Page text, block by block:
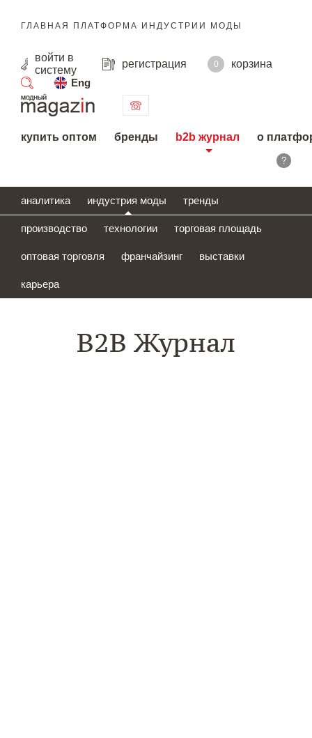
ГЛАВНАЯ ПЛАТФОРМА ИНДУСТРИИ МОДЫ
войти в
систему
регистрация 0
корзина
Eng
поиск
купить оптом бренды b2b журнал о
?
аналитика индустрия моды тренды
производство технологии торговая площадь
оптовая торговля франчайзинг выставки
карьера
B2B Журнал